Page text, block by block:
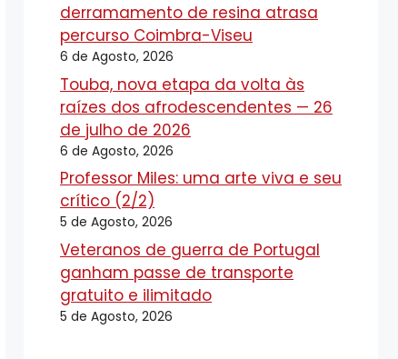
derramamento de resina atrasa
percurso Coimbra-Viseu
6 de Agosto, 2026
Touba, nova etapa da volta às
raízes dos afrodescendentes — 26
de julho de 2026
6 de Agosto, 2026
Professor Miles: uma arte viva e seu
crítico (2/2)
5 de Agosto, 2026
Veteranos de guerra de Portugal
ganham passe de transporte
gratuito e ilimitado
5 de Agosto, 2026